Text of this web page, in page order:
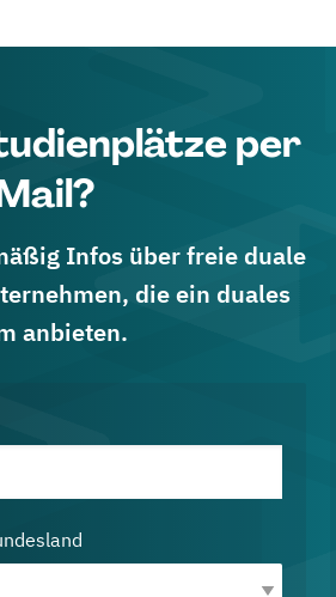
per
Infos über freie duale
die ein duales
anbieten.